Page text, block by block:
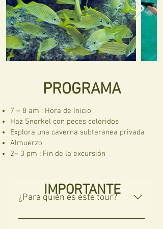
PROGRAMA
7 – 8 am : Hora de Inicio
Haz Snorkel con peces coloridos
Explora una caverna subteranea privada
Almuerzo
2– 3 pm : Fin de la excursión
¿Para quién es este tour?
El Tour al Inframundo Maya es
IMPORTANTE